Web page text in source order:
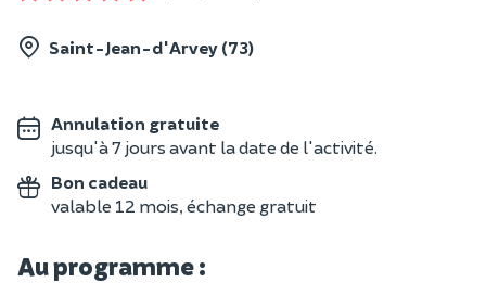
Saint-Jean-d'Arvey (73)
Annulation gratuite
jusqu'à 7 jours avant la date de l'activité.
Bon cadeau
valable 12 mois, échange gratuit
Au programme :